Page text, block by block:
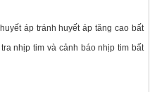
áp tránh huyết áp tăng cao bất
nhịp tim và cảnh báo nhịp tim bất